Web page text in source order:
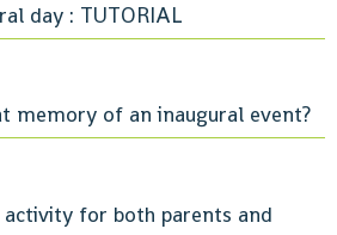
day : TUTORIAL
memory of an inaugural event?
activity for both parents and